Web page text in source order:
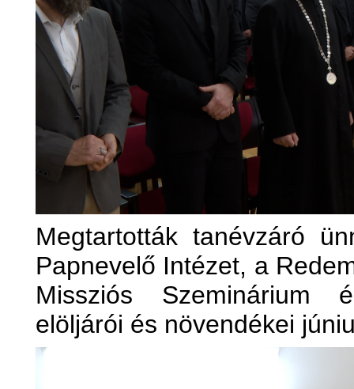
Megtartották tanévzáró
Papnevelő Intézet, a
Missziós Szeminárium
elöljárói és növendékei